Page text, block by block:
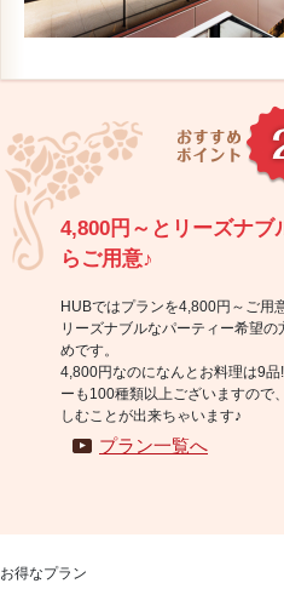
4,800円～とリーズナブ
らご用意♪
HUBではプランを4,800円～ご用
リーズナブルなパーティー希望の
めです。
4,800円なのになんとお料理は9品
ーも100種類以上ございますので
しむことが出来ちゃいます♪
プラン一覧へ
お得なプラン